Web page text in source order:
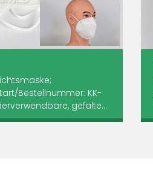
Bestellnummer: KK-
gefalte...